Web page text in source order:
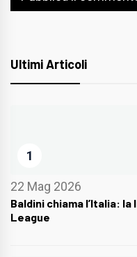
Ultimi Articoli
1
22 Mag 2026
Baldini chiama l’Italia:
League